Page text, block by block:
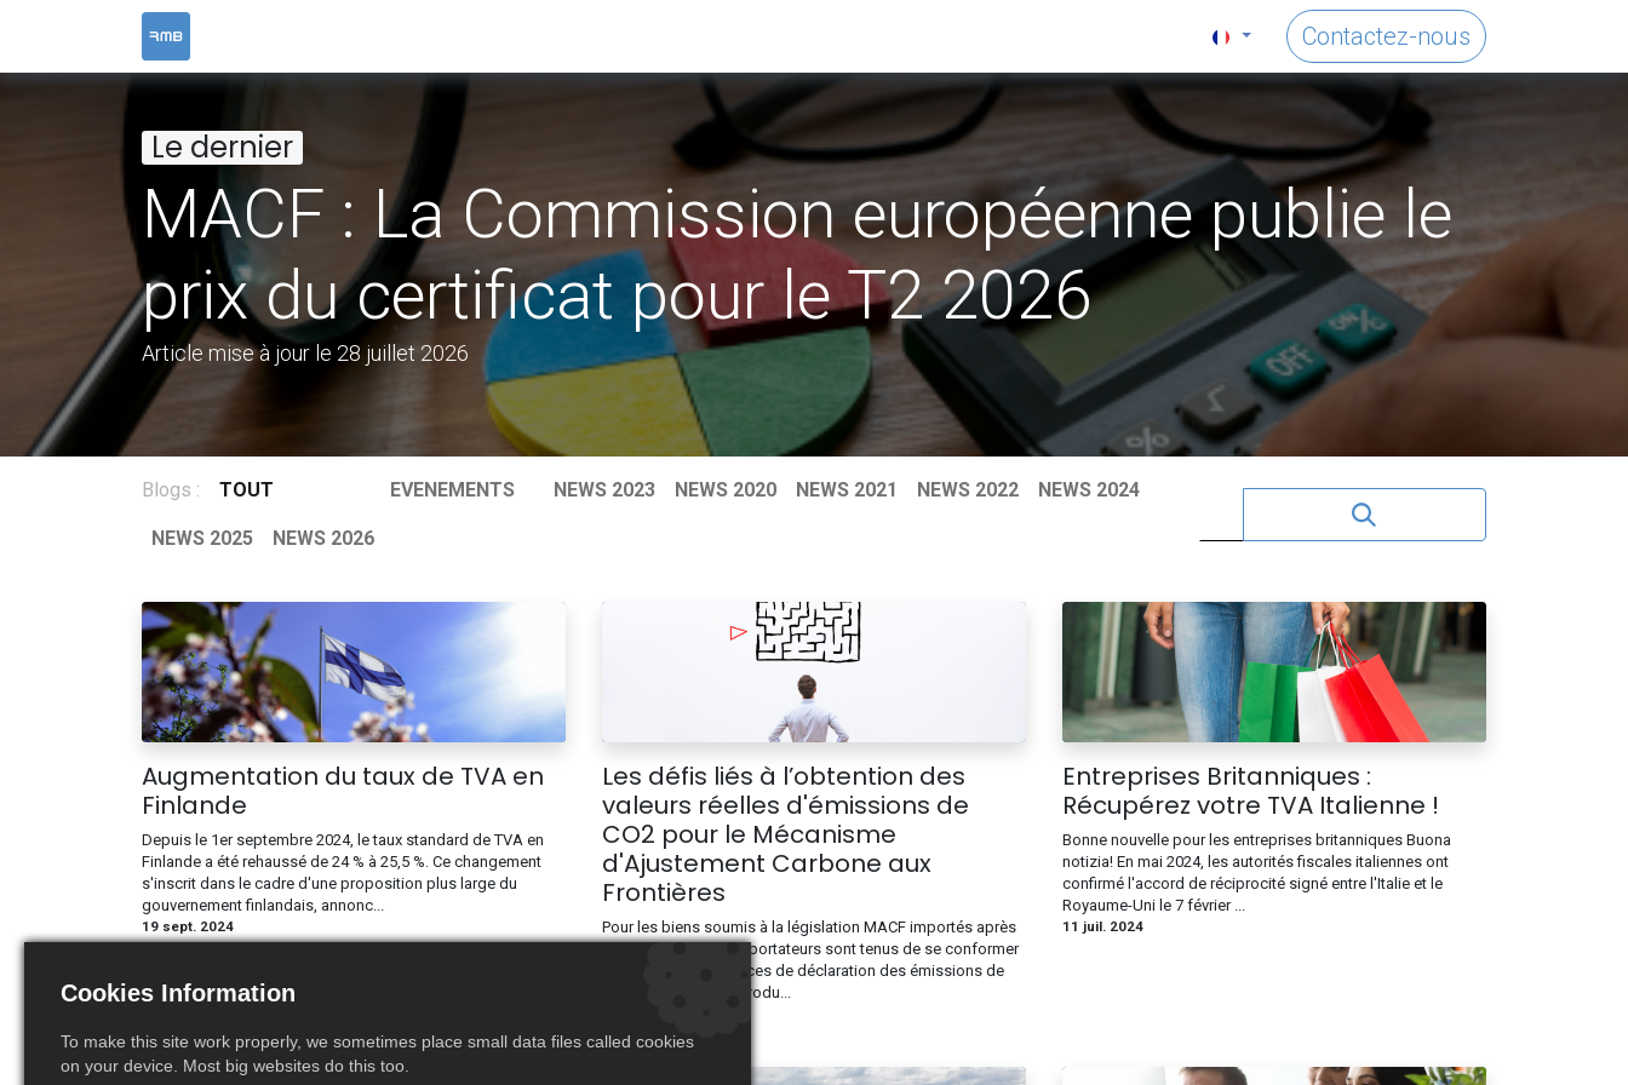
Contactez-nous
Le dernier
MACF : La Commission européenne publie le
prix du certificat pour le T2 2026
Article mise à jour le 28 juillet 2026
Blogs : TOUT EVENEMENTS NEWS 2023 NEWS 2020 NEWS 2021 NEWS 2022 NEWS 2024
NEWS 2025 NEWS 2026
Augmentation du taux de TVA en
Finlande
Depuis le 1er septembre 2024, le taux standard de TVA en
Finlande a été rehaussé de 24 % à 25,5 %. Ce changement
s'inscrit dans le cadre d'une proposition plus large du
gouvernement finlandais, annonc...
19 sept. 2024
Les défis liés à l’obtention des
valeurs réelles d'émissions de
CO2 pour le Mécanisme
d'Ajustement Carbone aux
Frontières
Pour les biens soumis à la législation MACF importés après
le 30 juin 2024, les importateurs sont tenus de se conformer
aux nouvelles exigences de déclaration des émissions de
carbone pour leurs produ...
Entreprises Britanniques :
Récupérez votre TVA Italienne !
Bonne nouvelle pour les entreprises britanniques Buona
notizia! En mai 2024, les autorités fiscales italiennes ont
confirmé l'accord de réciprocité signé entre l'Italie et le
Royaume-Uni le 7 février ...
11 juil. 2024
Cookies Information
To make this site work properly, we sometimes place small data files called cookies
on your device. Most big websites do this too.